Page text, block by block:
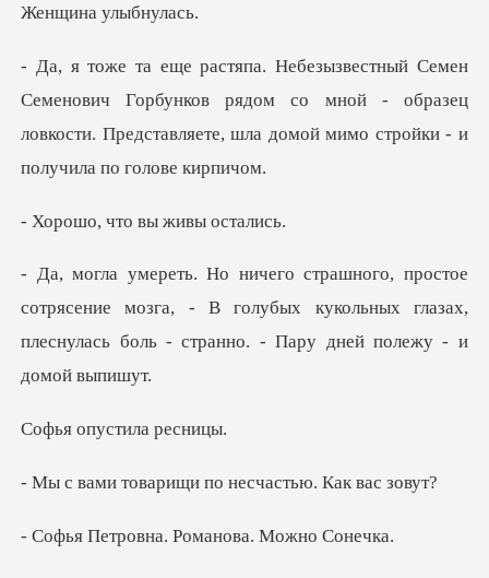
а улыб
ч Горбунков рядом со мной - образец
ловкости. Представляет
что вы жив
ясение мозга, - В голубых кукольных глазах,
плеснулась
пустила
рищи по несчасть
на. Романова.